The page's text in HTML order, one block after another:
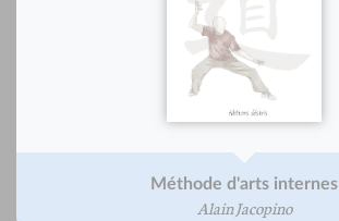
Méthode d'arts internes
Alain Jacopino